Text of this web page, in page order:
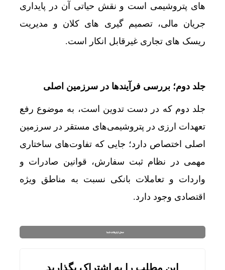
های پتروشیمی است و نقش حیاتی آن در پایداری
جریان مالی، تصمیم گیری های کلان و مدیریت
ریسک های تجاری غیرقابل انکار است.
جلد دوم؛ بررسی فرآیندها در سرزمین اصلی
جلد دوم که در دست تدوین است، به موضوع رفع
تعهدات ارزی در پتروشیمی‌های مستقر در سرزمین
اصلی اختصاص دارد؛ جایی که تفاوت‌های ساختاری
مهمی در نظام ثبت سفارش، قوانین صادرات و
واردات و تعاملات بانکی نسبت به مناطق ویژه
اقتصادی وجود دارد.
این مطلب را به اشتراک بگذارید